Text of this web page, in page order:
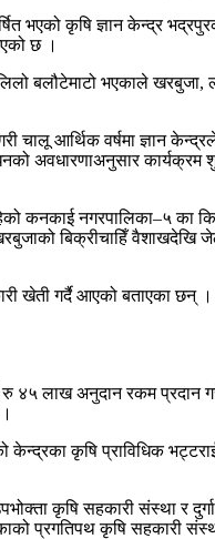
भएको कृषि ज्ञान केन्द्र
छ ।
बलौटेमाटो भएकाले
चालू आर्थिक वर्षमा ज्ञान
अवधारणाअनुसार
कनकाई नगरपालिका–५
बिक्रीचाहिँ
गर्दै आएको बताएका छन्
लाख अनुदान रकम प्रदान
कृषि प्राविधिक
कृषि सहकारी संस्था र
प्रगतिपथ कृषि सहकारी